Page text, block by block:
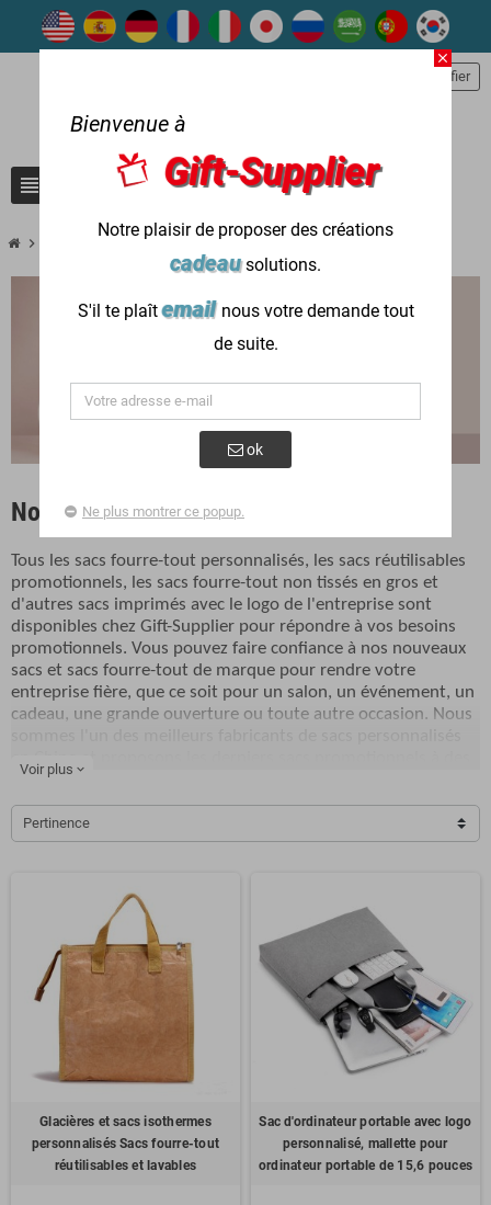
view_headline
S'identifier
chevron_right Nouveaux produits Nouveaux sacs
Nouveaux sacs
Tous les sacs fourre-tout personnalisés, les sacs réutilisables
promotionnels, les sacs fourre-tout non tissés en gros et
d'autres sacs imprimés avec le logo de l'entreprise sont
disponibles chez Gift-Supplier pour répondre à vos besoins
promotionnels. Vous pouvez faire confiance à nos nouveaux
sacs et sacs fourre-tout de marque pour rendre votre
entreprise fière, que ce soit pour un salon, un événement, un
cadeau, une grande ouverture ou toute autre occasion. Nous
prix abordables. Les sacs de marque personnalisés sont des
articles promotionnels extrêmement populaires. Nous
utilisons tous des sacs dans notre vie quotidienne, que ce soit
pour l'école, le travail, la gym, les courses ou les vacances.
tout le monde en classe, au bureau, au magasin et dans la rue
remarquera que votre marque et la valeur de votre marque
s'étendent loin.
Voir plus expand_more
Pertinence
Glacières et sacs isothermes
personnalisés Sacs fourre-tout
réutilisables et lavables
Sac d'ordinateur portable avec logo
personnalisé, mallette pour
ordinateur portable de 15,6 pouces
close
Bienvenue à
Gift-Supplier
Notre plaisir de proposer des créations
cadeausolutions.
S'il te plaîtemail nous votre demande tout
de suite.
ok
Ne plus montrer ce popup.